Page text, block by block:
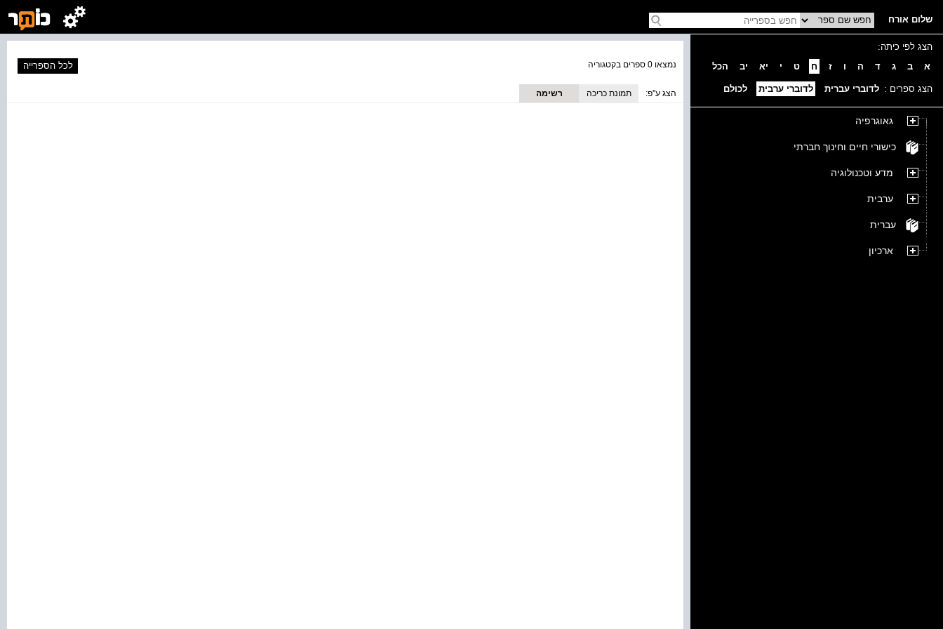
שלום אורח
הצג לפי כיתה:
א
ב ג ד ה ו ז ח ט י יא יב הכל
הצג ספרים : לדוברי עברית לדוברי ערבית לכולם
גאוגרפיה
כישורי חיים וחינוך חברתי
מדע וטכנולוגיה
ערבית
עברית
ארכיון
נמצאו 0 ספרים בקטגוריה לכל הספרייה
הצג ע''פ: תמונת כריכה רשימה